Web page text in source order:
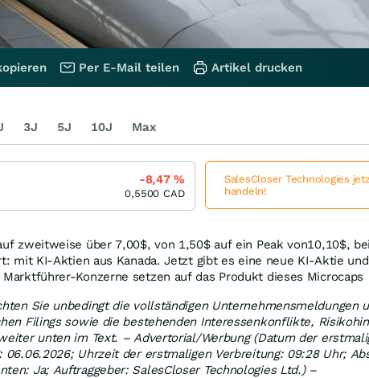
zweitweise über 7,00$, von 1,50$ auf ein Peak von10,10$,
mit KI-Aktien aus Kanada. Jetzt gibt es eine neue KI-Aktie
Marktführer-Konzerne setzen auf das Produkt dieses Microcaps
Sie unbedingt die vollständigen Unternehmensmeldungen
Filings sowie die bestehenden Interessenkonflikte,
unten im Text. – Advertorial/Werbung (Datum der
06.06.2026; Uhrzeit der erstmaligen Verbreitung: 09:28 Uhr;
Ja; Auftraggeber: SalesCloser Technologies Ltd.) –
Per E-Mail teilen Artikel drucken
3J 5J 10J Max
-8,47%
0,5500 CAD
SalesCloser Technologies
handeln!